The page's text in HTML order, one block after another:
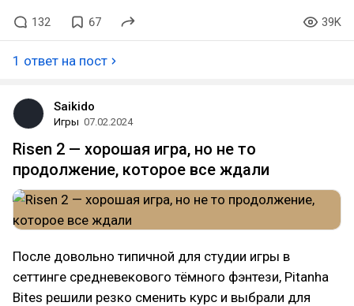
132 67 39K
1 ответ на пост
Saikido
Игры 07.02.2024
Risen 2 — хорошая игра, но не то
продолжение, которое все ждали
После довольно типичной для студии игры в
сеттинге средневекового тёмного фэнтези, Pitanha
Bites решили резко сменить курс и выбрали для